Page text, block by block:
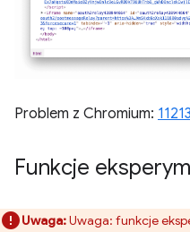
Problem z Chromium:
Funkcje
Uwaga:Uwaga: funkcje